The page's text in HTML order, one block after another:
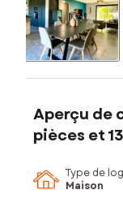
Aperçu de
pièces et
Type de
Maison